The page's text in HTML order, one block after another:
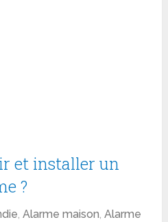
et installer un
?
,Alarme maison,Alarme